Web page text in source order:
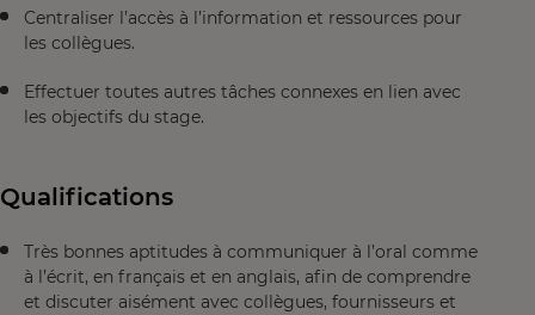
Centraliser l’accès à l’information et ressources pour
les collègues.
Effectuer toutes autres tâches connexes en lien avec
les objectifs du stage.
Qualifications
Très bonnes aptitudes à communiquer à l’oral comme
à l’écrit, en français et en anglais, afin de comprendre
et discuter aisément avec collègues, fournisseurs et